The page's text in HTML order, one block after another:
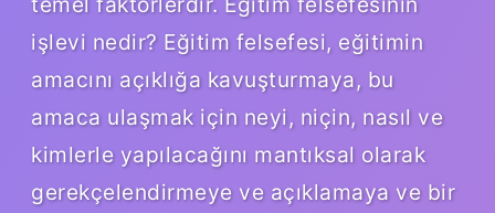
işlevi nedir? Eğitim felsefesi, eğitimin
amacını açıklığa kavuşturmaya, bu
amaca ulaşmak için neyi, niçin, nasıl ve
kimlerle yapılacağını mantıksal olarak
gerekçelendirmeye ve açıklamaya ve bir